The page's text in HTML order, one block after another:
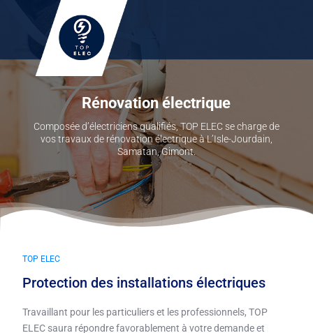
Rénovation électrique
Composée d’électriciens qualifiés, TOP ELEC se charge de
vos travaux de rénovation électrique à L’Isle-Jourdain,
Samatan, Gimont.
TOP ELEC
Protection des installations électriques
Travaillant pour les particuliers et les professionnels, TOP
ELEC saura répondre favorablement à votre demande et